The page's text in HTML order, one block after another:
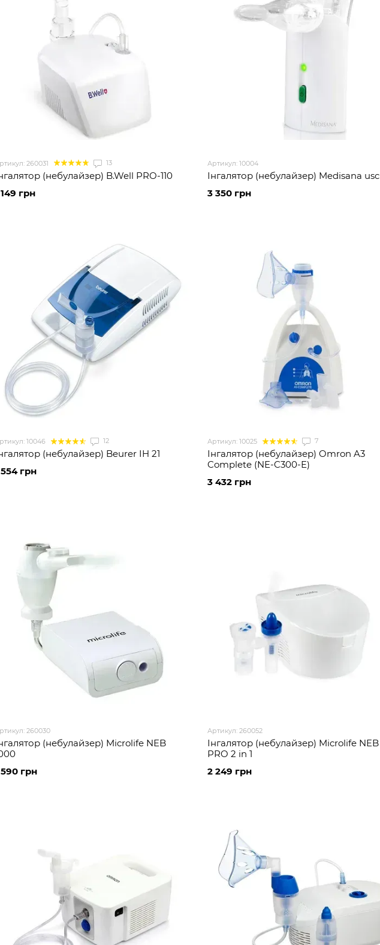
260031 13
(небулайзер) B.Well PRO-110
149 грн
Артикул: 10004
Інгалятор (небулайзер) Medisana usc
3 350 грн
10046 12
(небулайзер) Beurer IH 21
554 грн
Артикул: 10025 7
Інгалятор (небулайзер) Omron A3
Complete (NE-C300-E)
3 432 грн
260030
(небулайзер) Microlife NEB
590 грн
Артикул: 260052
Інгалятор (небулайзер) Microlife NEB
PRO 2 in 1
2 249 грн